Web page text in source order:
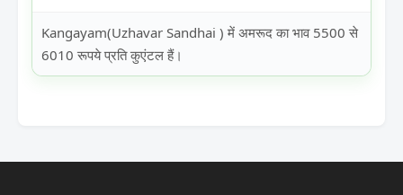
Kangayam(Uzhavar Sandhai ) में अमरूद का भाव 5500 से
6010 रूपये प्रति कुएंटल हैं।